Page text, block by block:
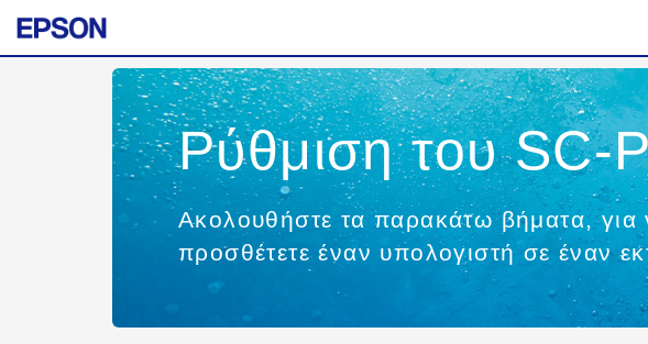
Ρύθμιση του SC-
Ακολουθήστε τα παρακάτω βήματα,
προσθέτετε έναν υπολογιστή σε έναν